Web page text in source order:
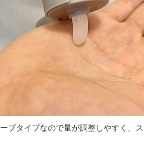
ブタイプなので量が調整しやすく、